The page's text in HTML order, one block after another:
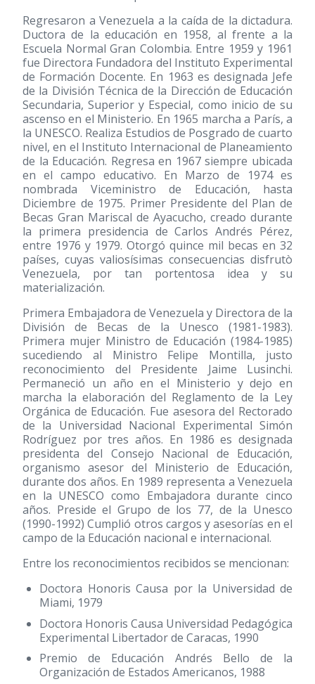
Regresaron a Venezuela a la caída de la dictadura.
Ductora de la educación en 1958, al frente a la
Escuela Normal Gran Colombia. Entre 1959 y 1961
fue Directora Fundadora del Instituto Experimental
de Formación Docente. En 1963 es designada Jefe
de la División Técnica de la Dirección de Educación
Secundaria, Superior y Especial, como inicio de su
ascenso en el Ministerio. En 1965 marcha a París, a
la UNESCO. Realiza Estudios de Posgrado de cuarto
nivel, en el Instituto Internacional de Planeamiento
de la Educación. Regresa en 1967 siempre ubicada
en el campo educativo. En Marzo de 1974 es
nombrada Viceministro de Educación, hasta
Diciembre de 1975. Primer Presidente del Plan de
Becas Gran Mariscal de Ayacucho, creado durante
la primera presidencia de Carlos Andrés Pérez,
entre 1976 y 1979. Otorgó quince mil becas en 32
países, cuyas valiosísimas consecuencias disfrutò
Venezuela, por tan portentosa idea y su
materialización.
Primera Embajadora de Venezuela y Directora de la
División de Becas de la Unesco (1981-1983).
Primera mujer Ministro de Educación (1984-1985)
sucediendo al Ministro Felipe Montilla, justo
reconocimiento del Presidente Jaime Lusinchi.
Permaneció un año en el Ministerio y dejo en
marcha la elaboración del Reglamento de la Ley
Orgánica de Educación. Fue asesora del Rectorado
de la Universidad Nacional Experimental Simón
Rodríguez por tres años. En 1986 es designada
presidenta del Consejo Nacional de Educación,
organismo asesor del Ministerio de Educación,
durante dos años. En 1989 representa a Venezuela
en la UNESCO como Embajadora durante cinco
años. Preside el Grupo de los 77, de la Unesco
(1990-1992) Cumplió otros cargos y asesorías en el
campo de la Educación nacional e internacional.
Entre los reconocimientos recibidos se mencionan:
Doctora Honoris Causa por la Universidad de
Miami, 1979
Doctora Honoris Causa Universidad Pedagógica
Experimental Libertador de Caracas, 1990
Premio de Educación Andrés Bello de la
Organización de Estados Americanos, 1988